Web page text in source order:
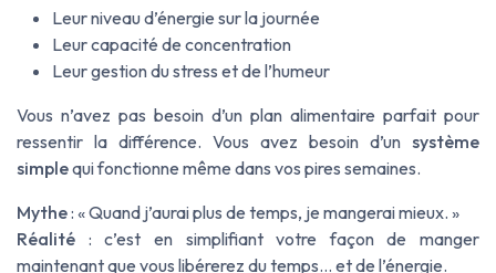
Leur niveau d’énergie sur la journée
Leur capacité de concentration
Leur gestion du stress et de l’humeur
Vous n’avez pas besoin d’un plan alimentaire parfait pour
ressentir la différence. Vous avez besoin d’un système
simplequi fonctionne même dans vos pires semaines.
Mythe: « Quand j’aurai plus de temps, je mangerai mieux. »
Réalité : c’est en simplifiant votre façon de manger
maintenant que vous libérerez du temps… et de l’énergie.